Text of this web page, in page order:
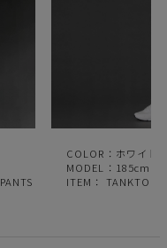
PANTS
COLOR：ホワイト
MODEL：185cm｜
ITEM： TANKTOP